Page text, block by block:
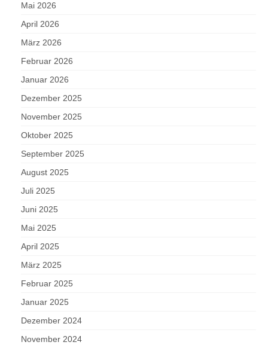
Mai 2026
April 2026
März 2026
Februar 2026
Januar 2026
Dezember 2025
November 2025
Oktober 2025
September 2025
August 2025
Juli 2025
Juni 2025
Mai 2025
April 2025
März 2025
Februar 2025
Januar 2025
Dezember 2024
November 2024